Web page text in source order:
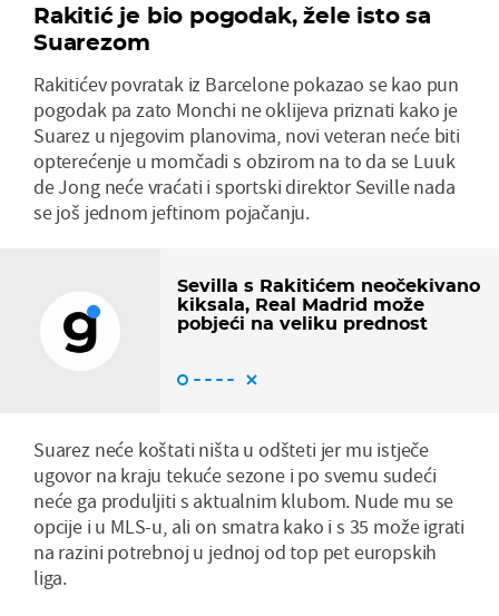
Rakitić je bio pogodak, žele isto sa
Suarezom
Rakitićev povratak iz Barcelone pokazao se kao pun
pogodak pa zato Monchi ne oklijeva priznati kako je
Suarez u njegovim planovima, novi veteran neće biti
opterećenje u momčadi s obzirom na to da se Luuk
de Jong neće vraćati i sportski direktor Seville nada
se još jednom jeftinom pojačanju.
Sevilla s Rakitićem neočekivano
kiksala, Real Madrid može
pobjeći na veliku prednost
Suarez neće koštati ništa u odšteti jer mu istječe
ugovor na kraju tekuće sezone i po svemu sudeći
neće ga produljiti s aktualnim klubom. Nude mu se
opcije i u MLS-u, ali on smatra kako i s 35 može igrati
na razini potrebnoj u jednoj od top pet europskih
liga.